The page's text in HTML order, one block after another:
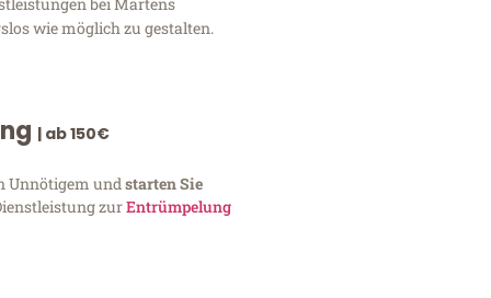
wie möglich zu gestalten.
| ab 150€
Unnötigem undstarten Sie
zurEntrümpelung